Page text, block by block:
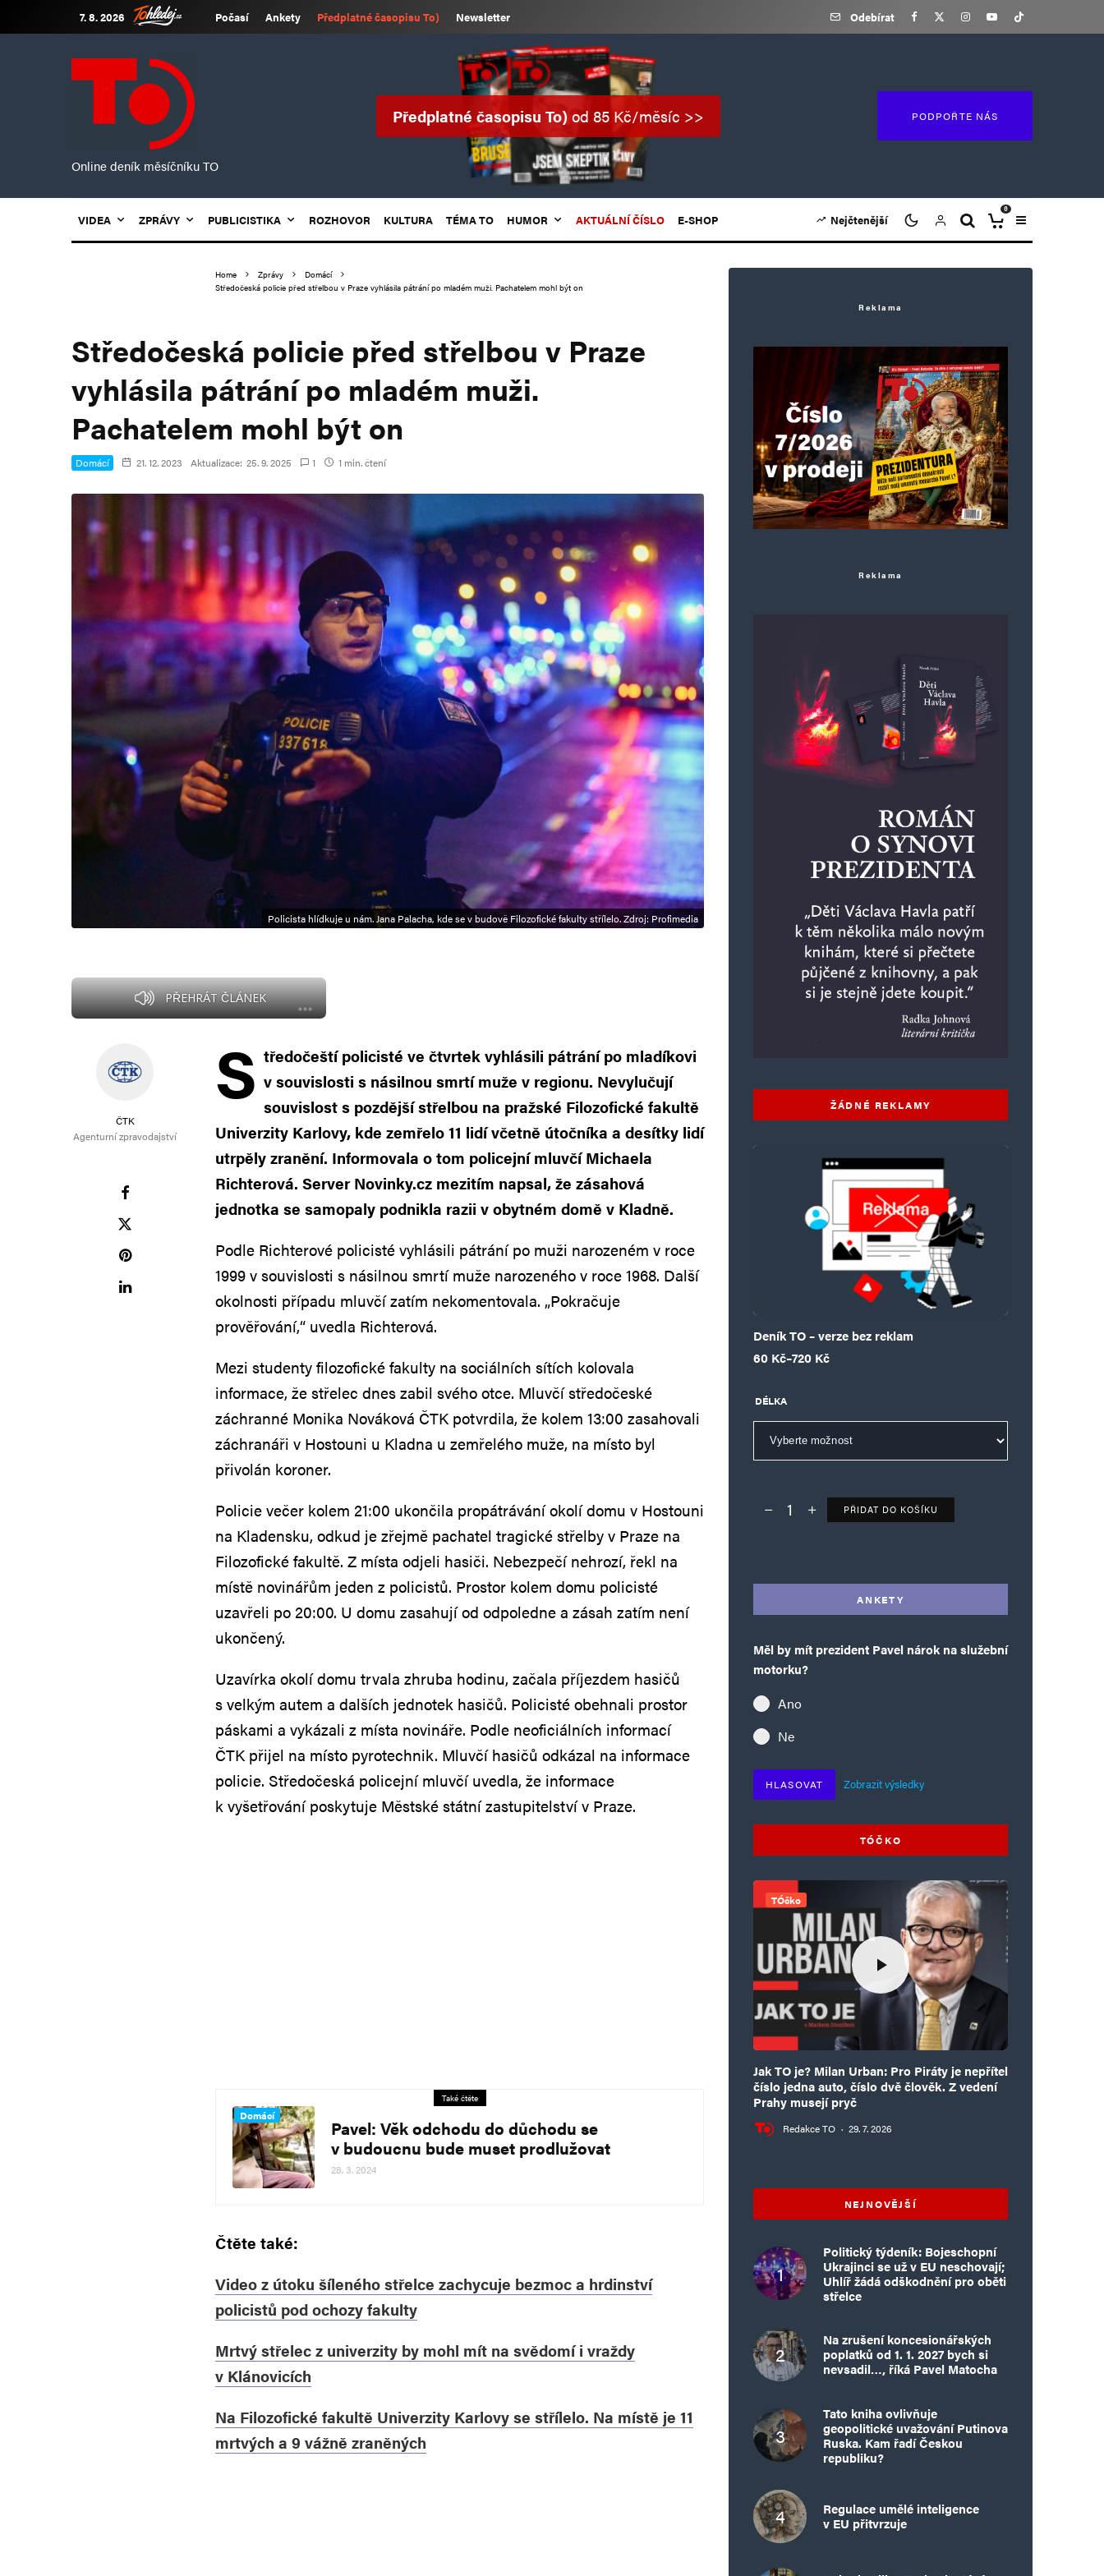
7. 8. 2026 Počasí Ankety Předplatné časopisu To) Newsletter Odebírat
Online deník měsíčníku TO
Předplatné časopisu To)od 85 Kč/měsíc >> PODPOŘTE NÁS
VIDEA ZPRÁVY PUBLICISTIKA ROZHOVOR KULTURA TÉMA TO HUMOR AKTUÁLNÍ ČÍSLO E-SHOP Nejčtenější
0
Home Zprávy
Domácí
Středočeská policie před střelbou v Praze vyhlásila pátrání po mladém muži. Pachatelem mohl být on
Středočeská policie před střelbou v Praze
vyhlásila pátrání po mladém muži.
Pachatelem mohl být on
Domácí 21. 12. 2023 Aktualizace: 25. 9. 2025 1 1 min. čtení
Policista hlídkuje u nám. Jana Palacha, kde se v budově Filozofické fakulty střílelo. Zdroj: Profimedia
PŘEHRÁT ČLÁNEK
ČTK
Agenturní zpravodajství
S tředočeští policisté ve čtvrtek vyhlásili pátrání po mladíkovi
v souvislosti s násilnou smrtí muže v regionu. Nevylučují
souvislost s pozdější střelbou na pražské Filozofické fakultě
Univerzity Karlovy, kde zemřelo 11 lidí včetně útočníka a desítky lidí
utrpěly zranění. Informovala o tom policejní mluvčí Michaela
Richterová. Server Novinky.cz mezitím napsal, že zásahová
jednotka se samopaly podnikla razii v obytném domě v Kladně.
Podle Richterové policisté vyhlásili pátrání po muži narozeném v roce
1999 v souvislosti s násilnou smrtí muže narozeného v roce 1968. Další
okolnosti případu mluvčí zatím nekomentovala. „Pokračuje
prověřování,“ uvedla Richterová.
Mezi studenty filozofické fakulty na sociálních sítích kolovala
informace, že střelec dnes zabil svého otce. Mluvčí středočeské
záchranné Monika Nováková ČTK potvrdila, že kolem 13:00 zasahovali
záchranáři v Hostouni u Kladna u zemřelého muže, na místo byl
přivolán koroner.
Policie večer kolem 21:00 ukončila propátrávání okolí domu v Hostouni
na Kladensku, odkud je zřejmě pachatel tragické střelby v Praze na
Filozofické fakultě. Z místa odjeli hasiči. Nebezpečí nehrozí, řekl na
místě novinářům jeden z policistů. Prostor kolem domu policisté
uzavřeli po 20:00. U domu zasahují od odpoledne a zásah zatím není
ukončený.
Uzavírka okolí domu trvala zhruba hodinu, začala příjezdem hasičů
s velkým autem a dalších jednotek hasičů. Policisté obehnali prostor
páskami a vykázali z místa novináře. Podle neoficiálních informací
ČTK přijel na místo pyrotechnik. Mluvčí hasičů odkázal na informace
policie. Středočeská policejní mluvčí uvedla, že informace
k vyšetřování poskytuje Městské státní zastupitelství v Praze.
Také čtěte
Domácí
Pavel: Věk odchodu do důchodu se
v budoucnu bude muset prodlužovat
28. 3. 2024
Čtěte také:
Video z útoku šíleného střelce zachycuje bezmoc a hrdinství
policistů pod ochozy fakulty
Mrtvý střelec z univerzity by mohl mít na svědomí i vraždy
v Klánovicích
Na Filozofické fakultě Univerzity Karlovy se střílelo. Na místě je 11
mrtvých a 9 vážně zraněných
Reklama
Reklama
ŽÁDNÉ REKLAMY
Deník TO – verze bez reklam
60 Kč–720 Kč
Rozpětí cen: 60 Kč až 720 Kč
DÉLKA
Deník TO – verze bez reklam množství
PŘIDAT DO KOŠÍKU
ANKETY
Měl by mít prezident Pavel nárok na služební
motorku?
Ano
Ne
HLASOVAT Zobrazit výsledky
TÓČKO
TÓčko
Jak TO je? Milan Urban: Pro Piráty je nepřítel
číslo jedna auto, číslo dvě člověk. Z vedení
Prahy musejí pryč
Redakce TO · 29. 7. 2026
NEJNOVĚJŠÍ
Politický týdeník: Bojeschopní
Ukrajinci se už v EU neschovají;
Uhlíř žádá odškodnění pro oběti
střelce
Na zrušení koncesionářských
poplatků od 1. 1. 2027 bych si
nevsadil…, říká Pavel Matocha
Tato kniha ovlivňuje
geopolitické uvažování Putinova
Ruska. Kam řadí Českou
republiku?
Regulace umělé inteligence
v EU přitvrzuje